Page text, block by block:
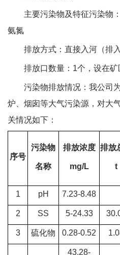
主要污染物及特征污染物：
氨氮
排放方式：直接入河（排
排放口数量： 1个，设在
污染物排放情况：我公司
炉、烟囱等大气污染源，对大
关情况如下：
序号
污染物
名称
排放浓度
mg/L
排放
t
1 pH 7.23-8.48
2 SS 5-24.33
3 硫化物 0.28-0.52
43.28-